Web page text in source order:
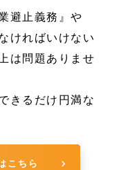
避止義務』や
ければいけない
は問題ありませ
きるだけ円満な
こちら